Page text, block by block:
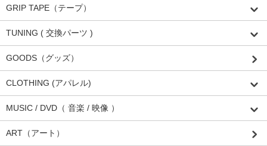
GRIP TAPE（テープ）
TUNING ( 交換パーツ )
GOODS（グッズ）
CLOTHING (アパレル)
MUSIC / DVD（ 音楽 / 映像 ）
ART（アート）